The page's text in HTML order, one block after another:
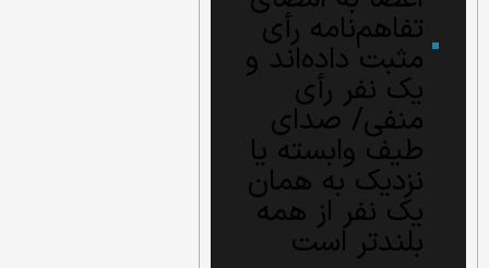
تفاهم‌نامه رأی
مثبت داده‌اند و
یک نفر رأی
منفی/ صدای
طیف وابسته یا
نزدیک به همان
یک نفر از همه
بلندتر است